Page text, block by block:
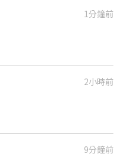
1分鐘前
2小時前
9分鐘前